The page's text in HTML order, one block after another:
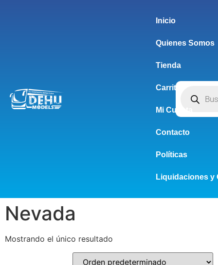
Inicio
Quienes Somos
Tienda
Carrito
Mi Cuenta
Contacto
Políticas
Liquidaciones y
Nevada
Mostrando el único resultado